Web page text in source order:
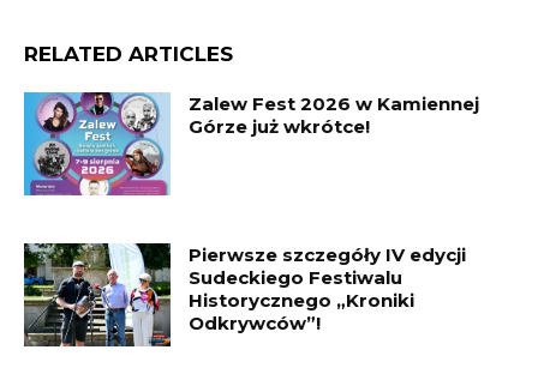
RELATED ARTICLES
Zalew Fest 2026 w Kamiennej
Górze już wkrótce!
Pierwsze szczegóły IV edycji
Sudeckiego Festiwalu
Historycznego „Kroniki
Odkrywców”!